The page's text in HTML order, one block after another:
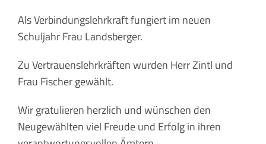
Als Verbindungslehrkraft fungiert im neuen
Schuljahr Frau Landsberger.
Zu Vertrauenslehrkräften wurden Herr Zintl und
Frau Fischer gewählt.
Wir gratulieren herzlich und wünschen den
Neugewählten viel Freude und Erfolg in ihren